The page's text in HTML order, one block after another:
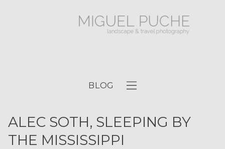
BLOG
ALEC SOTH, SLEEPING BY
THE MISSISSIPPI